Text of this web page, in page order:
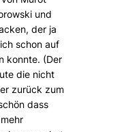
und
der ja
schon auf
konnte. (Der
die nicht
zurück zum
dass